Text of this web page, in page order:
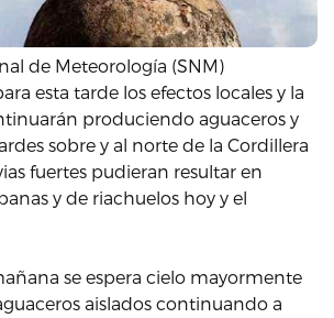
de Meteorología (SNM)
esta tarde los efectos locales y la
produciendo aguaceros y
sobre y al norte de la Cordillera
fuertes pudieran resultar en
y de riachuelos hoy y el
se espera cielo mayormente
aislados continuando a